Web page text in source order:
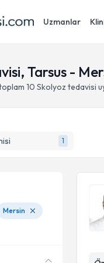
Uzmanlar
Tarsus -
10 Skolyoz tedavisi
1
Mersin